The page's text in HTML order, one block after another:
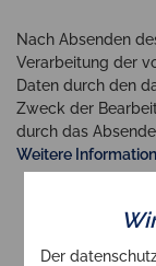
Nach Absenden
Verarbeitung der
Daten durch den
Zweck der
durch das
Weitere
Der